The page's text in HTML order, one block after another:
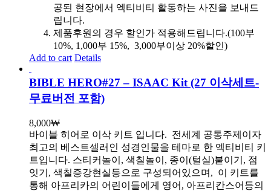
공된 현장에서 엑티비티 활동하는 사진을 보내드
립니다.
제품후원의 경우 할인가 적용해드립니다.(100부
10%, 1,000부 15%, 3,000부이상 20%할인)
Add to cart Details
BIBLE HERO#27 – ISAAC Kit (27 이삭세트-
무료버전 포함)
8,000₩
바이블 히어로 이삭 키트 입니다. 전세계 공통주제이자
최고의 베스트셀러인 성경인물을 테마로 한 엑티비티 키
트입니다. 스티커놀이, 색칠놀이, 종이(털실)붙이기, 점
잇기, 색칠증강현실등으로 구성되어있으며, 이 키트를
통해 아프리카의 어린이들에게 영어, 아프리칸스어등의